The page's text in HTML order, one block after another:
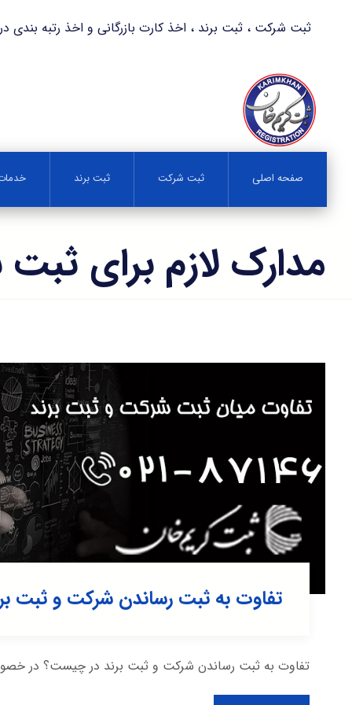
ثبت شرکت ، ثبت برند ، اخذ کارت بازرگانی و اخذ رتبه بندی در کمترین
صفحه اصلی ثبت شرکت ثبت برند
مدارک لازم برای ثبت
تفاوت به ثبت رساندن شرکت و ثبت
تفاوت به ثبت رساندن شرکت و ثبت برند در چیست؟ در